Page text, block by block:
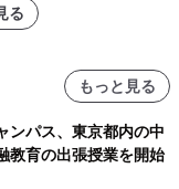
る
もっと見る
ンパス、東京都内の中
教育の出張授業を開始